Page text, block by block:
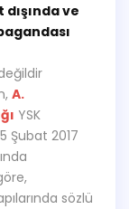
dışında ve
A.
YSK
Şubat 2017
sözlü